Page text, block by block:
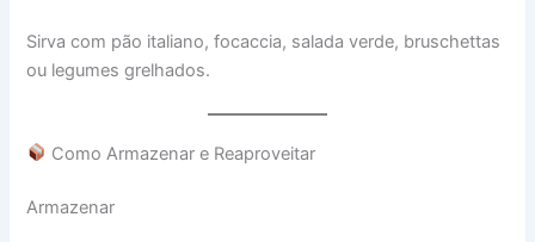
Sirva com pão italiano, focaccia, salada verde, bruschettas
ou legumes grelhados.
Como Armazenar e Reaproveitar
Armazenar